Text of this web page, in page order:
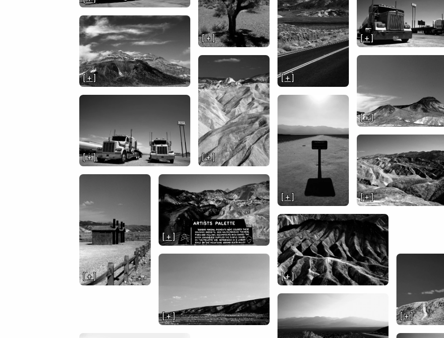
[ + ]
[ + ]
[ + ]
[ + ]
[ + ]
[ + ]
[ + ]
[ + ] [ + ]
[ + ]
[ + ]
[ + ]
[ + ] [ + ]